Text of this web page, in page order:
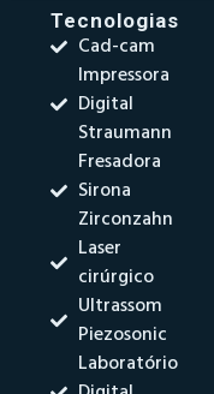
Tecnologias
Cad-cam
Impressora
Digital
Straumann
Fresadora
Sirona
Zirconzahn
Laser
cirúrgico
Ultrassom
Piezosonic
Laboratório